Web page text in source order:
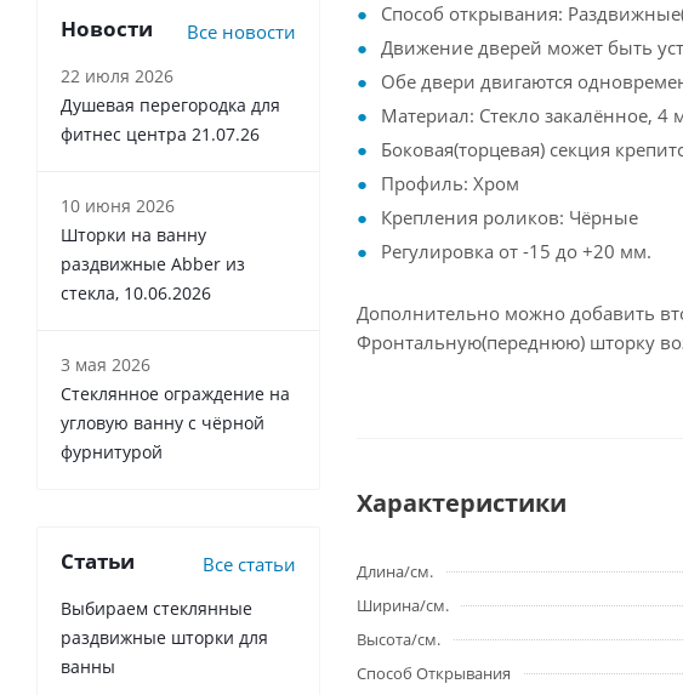
Способ открывания:
Движение дверей может быть
Обе двери двигаются
Материал: Стекло закалённое, 4
Боковая(торцевая) секция
Профиль: Хром
Крепления роликов: Чёрные
Регулировка от -15 до +20 мм.
Дополнительно можно добавить
Фронтальную(переднюю) шторку
Характеристики
Длина/см.
Ширина/см.
Высота/см.
Способ Открывания
Новости Все новости
22 июля 2026
Душевая перегородка для
фитнес центра 21.07.26
10 июня 2026
Шторки на ванну
раздвижные Abber из
стекла, 10.06.2026
3 мая 2026
Стеклянное ограждение на
угловую ванну с чёрной
фурнитурой
Статьи Все статьи
Выбираем стеклянные
раздвижные шторки для
ванны